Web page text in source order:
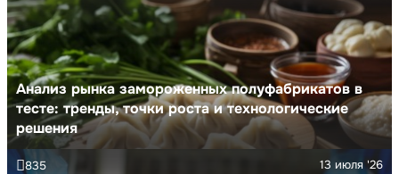
Анализ рынка замороженных полуфабрикатов в
тесте: тренды, точки роста и технологические
решения
13 июля '26
835